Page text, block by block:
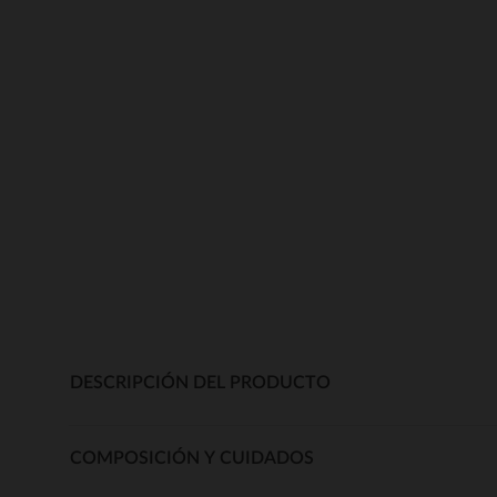
DESCRIPCIÓN DEL PRODUCTO
COMPOSICIÓN Y CUIDADOS